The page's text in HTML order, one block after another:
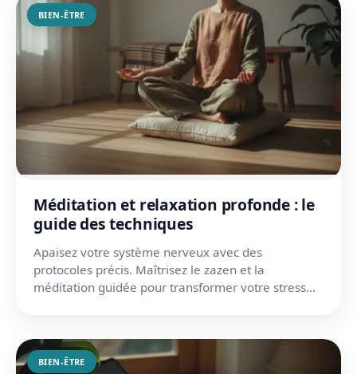
BIEN-ÊTRE
Méditation et relaxation profonde : le
guide des techniques
Apaisez votre système nerveux avec des
protocoles précis. Maîtrisez le zazen et la
méditation guidée pour transformer votre stress
BIEN-ÊTRE